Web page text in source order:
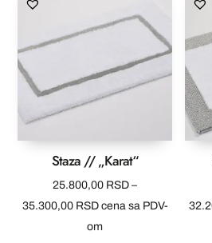
Staza // „Karat“
25.800,00 RSD –
35.300,00 RSDRaspon
cena:
cena sa PDV-
om